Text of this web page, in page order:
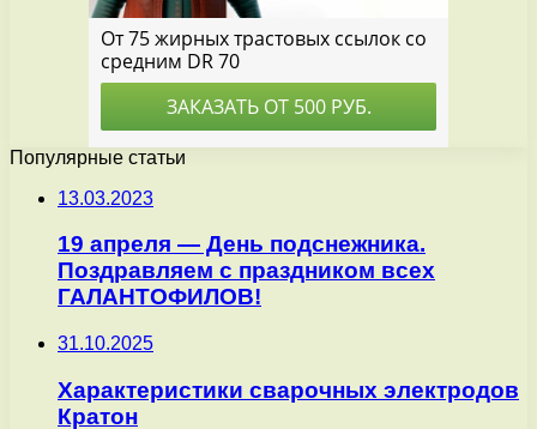
Популярные статьи
13.03.2023
19 апреля — День подснежника.
Поздравляем с праздником всех
ГАЛАНТОФИЛОВ!
31.10.2025
Характеристики сварочных электродов
Кратон